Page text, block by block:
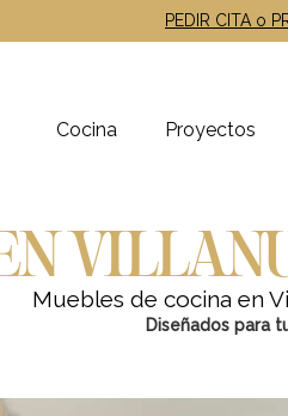
PEDIR CITA o
Cocina Proyectos
Muebles de cocina en
Diseñados para